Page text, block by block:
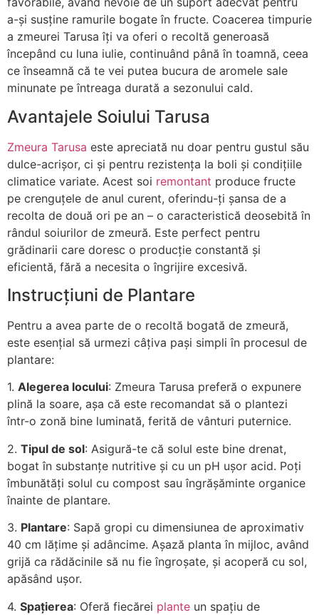
a-și susține ramurile bogate în fructe. Coacerea timpurie
a zmeurei Tarusa îți va oferi o recoltă generoasă
începând cu luna iulie, continuând până în toamnă, ceea
ce înseamnă că te vei putea bucura de aromele sale
minunate pe întreaga durată a sezonului cald.
Avantajele Soiului Tarusa
Zmeura Tarusa este apreciată nu doar pentru gustul său
dulce-acrișor, ci și pentru rezistența la boli și condițiile
climatice variate. Acest soi remontant produce fructe
pe crenguțele de anul curent, oferindu-ți șansa de a
recolta de două ori pe an – o caracteristică deosebită în
rândul soiurilor de zmeură. Este perfect pentru
grădinarii care doresc o producție constantă și
eficientă, fără a necesita o îngrijire excesivă.
Instrucțiuni de Plantare
Pentru a avea parte de o recoltă bogată de zmeură,
este esențial să urmezi câțiva pași simpli în procesul de
plantare:
1. Alegerea locului: Zmeura Tarusa preferă o expunere
plină la soare, așa că este recomandat să o plantezi
într-o zonă bine luminată, ferită de vânturi puternice.
2. Tipul de sol: Asigură-te că solul este bine drenat,
bogat în substanțe nutritive și cu un pH ușor acid. Poți
îmbunătăți solul cu compost sau îngrășăminte organice
înainte de plantare.
3. Plantare: Sapă gropi cu dimensiunea de aproximativ
40 cm lățime și adâncime. Așază planta în mijloc, având
grijă ca rădăcinile să nu fie îngroșate, și acoperă cu sol,
apăsând ușor.
4. Spațierea: Oferă fiecărei plante un spațiu de